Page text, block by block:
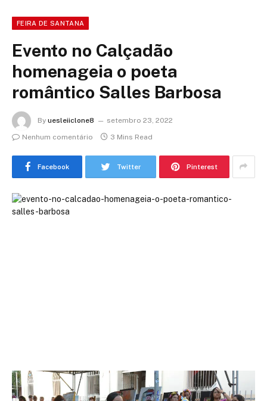
FEIRA DE SANTANA
Evento no Calçadão
homenageia o poeta
romântico Salles Barbosa
By uesleiiclone8
setembro 23, 2022
Nenhum comentário
3 Mins Read
Facebook Twitter Pinterest